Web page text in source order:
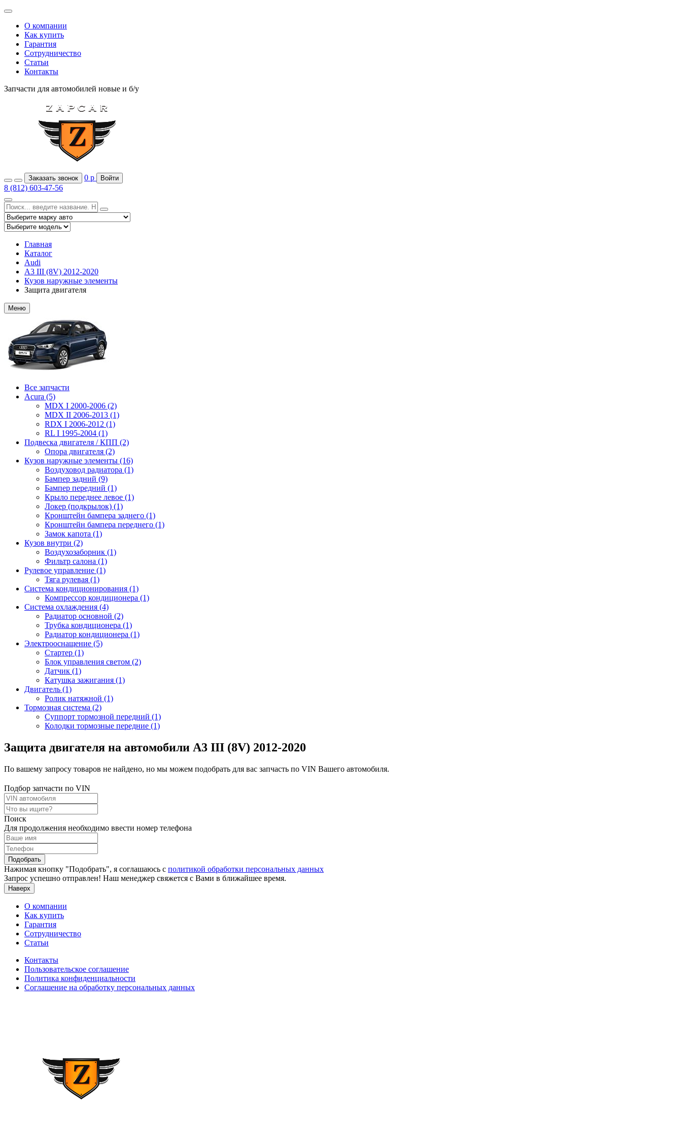
О компании
Как купить
Гарантия
Сотрудничество
Статьи
Контакты
Запчасти для автомобилей новые и б/у
Заказать звонок 0 р Войти
8 (812) 603-47-56
Главная
Каталог
Audi
A3 III (8V) 2012-2020
Кузов наружные элементы
Защита двигателя
Меню
Все запчасти
Acura (5)
MDX I 2000-2006 (2)
MDX II 2006-2013 (1)
RDX I 2006-2012 (1)
RL I 1995-2004 (1)
Подвеска двигателя / КПП (2)
Опора двигателя (2)
Кузов наружные элементы (16)
Воздуховод радиатора (1)
Бампер задний (9)
Бампер передний (1)
Крыло переднее левое (1)
Локер (подкрылок) (1)
Кронштейн бампера заднего (1)
Кронштейн бампера переднего (1)
Замок капота (1)
Кузов внутри (2)
Воздухозаборник (1)
Фильтр салона (1)
Рулевое управление (1)
Тяга рулевая (1)
Система кондиционирования (1)
Компрессор кондиционера (1)
Система охлаждения (4)
Радиатор основной (2)
Трубка кондиционера (1)
Радиатор кондиционера (1)
Электрооснащение (5)
Стартер (1)
Блок управления светом (2)
Датчик (1)
Катушка зажигания (1)
Двигатель (1)
Ролик натяжной (1)
Тормозная система (2)
Суппорт тормозной передний (1)
Колодки тормозные передние (1)
Защита двигателя на автомобили A3 III (8V) 2012-2020
По вашему запросу товаров не найдено, но мы можем подобрать для вас запчасть по VIN Вашего автомобиля.
Подбор запчасти по VIN
Поиск
Для продолжения необходимо ввести номер телефона
Подобрать
Нажимая кнопку "Подобрать", я соглашаюсь с политикой обработки персональных данных
Запрос успешно отправлен! Наш менеджер свяжется с Вами в ближайшее время.
Наверх
О компании
Как купить
Гарантия
Сотрудничество
Статьи
Контакты
Пользовательское соглашение
Политика конфиденциальности
Соглашение на обработку персональных данных